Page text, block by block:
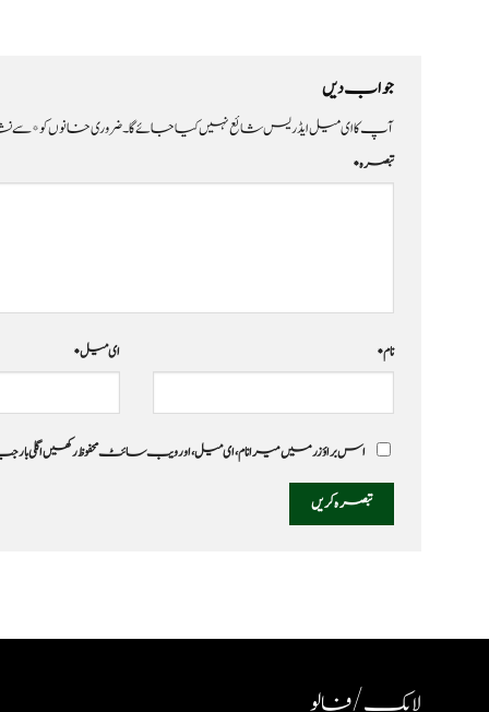
جواب دیں
آپ کا ای میل ایڈریس شائع نہیں کیا جائے گا۔ضروری خانوں کو*سے
تبصرہ*
نام* ای میل*
اس براؤزر میں میرا نام، ای میل، اور ویب سائٹ محفوظ رکھیں اگلی